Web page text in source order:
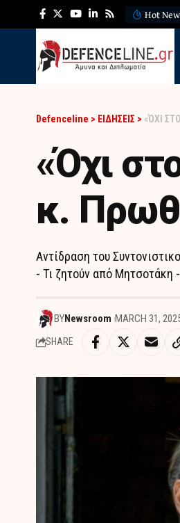
Hot
Defenceline > ΕΙΔΗΣΕΙΣ > «ΌΧΙ
«Όχι
κ.
Αντίδραση του
- Τι ζητούν από Μητσοτάκη
BYNewsroom MARCH 31,
SHARE